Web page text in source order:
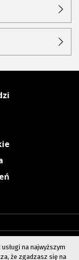
na najwyższym
że zgadzasz się na